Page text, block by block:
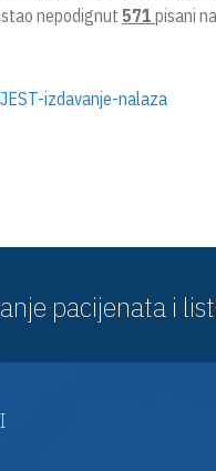
nepodignut 571 pisani
izdavanje-nalaza
pacijenata i